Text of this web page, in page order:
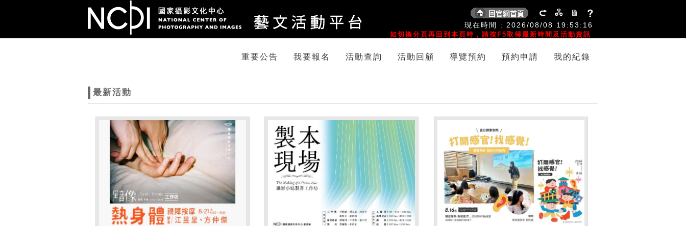
現在時間 : 2026/08/08 19:53:16
如切換分頁再回到本頁時，請按F5取得最新時間及活動資訊
重要公告 我要報名 活動查詢 活動回顧 導覽預約 預約申請 我的紀錄
最新活動